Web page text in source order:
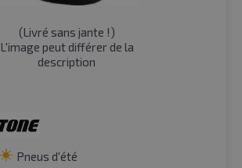
(Livré sans jante !)
L'image peut différer de la
description
Pneus d'été